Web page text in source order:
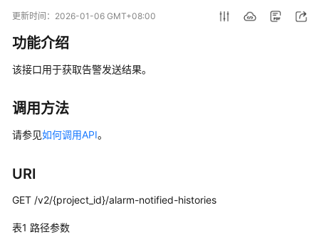
动
品
绍
计
说
速
更新时间： 2026-01-06 GMT+08:00
功能介绍
该接口用于获取告警发送结果。
调用方法
请参见如何调用API。
URI
GET /v2/{project_id}/alarm-notified-histories
表1 路径参数